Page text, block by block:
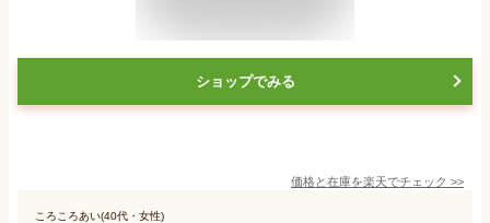
ショップでみる
価格と在庫を楽天でチェック >>
ころころあい(40代・女性)